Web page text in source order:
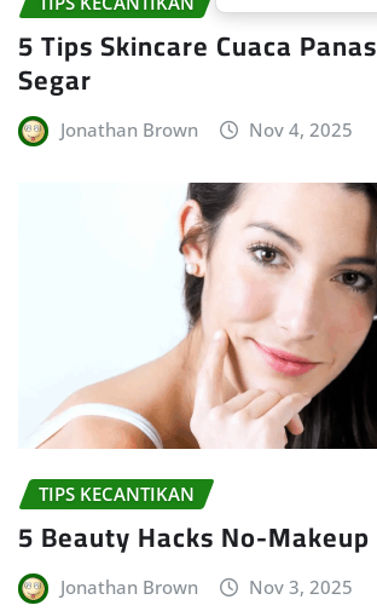
5 Tips Skincare Cuaca
Segar
Jonathan Brown Nov 4, 2025
TIPS KECANTIKAN
5 Beauty Hacks No-
Jonathan Brown Nov 3, 2025